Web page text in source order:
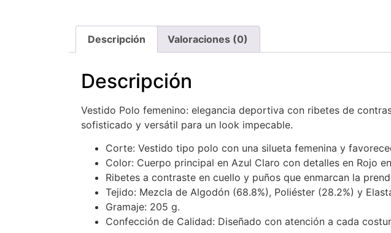
Descripción Valoraciones (0)
Descripción
Vestido Polo femenino: elegancia deportiva con ribetes de
sofisticado y versátil para un look impecable.
Corte: Vestido tipo polo con una silueta femenina y
Color: Cuerpo principal en Azul Claro con detalles en Rojo
Ribetes a contraste en cuello y puños que enmarcan la
Tejido: Mezcla de Algodón (68.8%), Poliéster (28.2%) y
Gramaje: 205 g.
Confección de Calidad: Diseñado con atención a cada